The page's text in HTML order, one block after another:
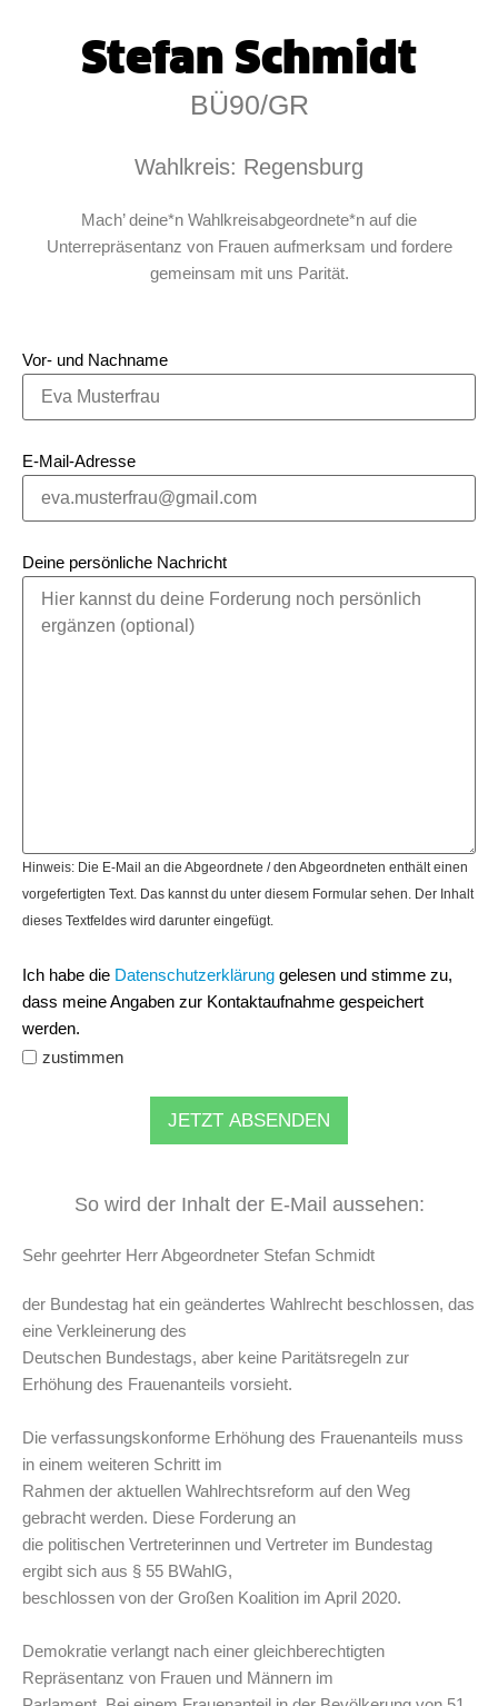
Stefan Schmidt
BÜ90/GR
Wahlkreis: Regensburg
Mach’ deine*n Wahlkreisabgeordnete*n auf die
Unterrepräsentanz von Frauen aufmerksam und fordere
gemeinsam mit uns Parität.
Vor- und Nachname
E-Mail-Adresse
Deine persönliche Nachricht
Hinweis: Die E-Mail an die Abgeordnete / den Abgeordneten enthält einen
vorgefertigten Text. Das kannst du unter diesem Formular sehen. Der Inhalt
dieses Textfeldes wird darunter eingefügt.
Ich habe die Datenschutzerklärung gelesen und stimme zu,
dass meine Angaben zur Kontaktaufnahme gespeichert
werden.
zustimmen
JETZT ABSENDEN
So wird der Inhalt der E-Mail aussehen:
Sehr geehrter Herr Abgeordneter Stefan Schmidt
der Bundestag hat ein geändertes Wahlrecht beschlossen, das
eine Verkleinerung des
Deutschen Bundestags, aber keine Paritätsregeln zur
Erhöhung des Frauenanteils vorsieht.
Die verfassungskonforme Erhöhung des Frauenanteils muss
in einem weiteren Schritt im
Rahmen der aktuellen Wahlrechtsreform auf den Weg
gebracht werden. Diese Forderung an
die politischen Vertreterinnen und Vertreter im Bundestag
ergibt sich aus § 55 BWahlG,
beschlossen von der Großen Koalition im April 2020.
Demokratie verlangt nach einer gleichberechtigten
Repräsentanz von Frauen und Männern im